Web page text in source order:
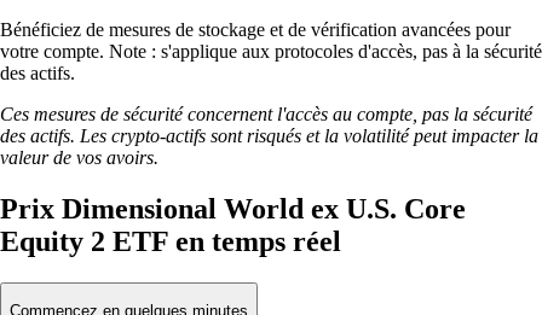
Bénéficiez de mesures de stockage et de vérification avancées pour
votre compte. Note : s'applique aux protocoles d'accès, pas à la sécurité
des actifs.
Ces mesures de sécurité concernent l'accès au compte, pas la sécurité
des actifs. Les crypto-actifs sont risqués et la volatilité peut impacter la
valeur de vos avoirs.
Prix Dimensional World ex U.S. Core
Equity 2 ETF en temps réel
Commencez en quelques minutes